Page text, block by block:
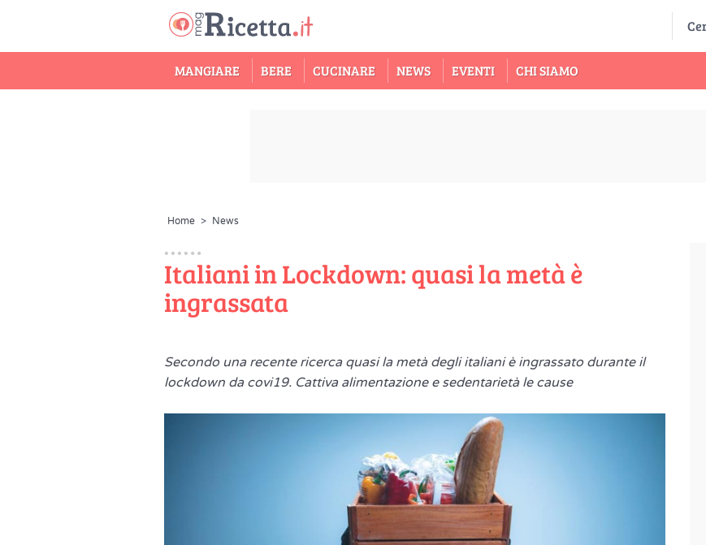
MANGIARE BERE CUCINARE NEWS EVENTI CHI SIAMO
Home > News
Italiani in Lockdown: quasi la metà è
ingrassata
Secondo una recente ricerca quasi la metà degli italiani è ingrassato durante il
lockdown da covi19. Cattiva alimentazione e sedentarietà le cause